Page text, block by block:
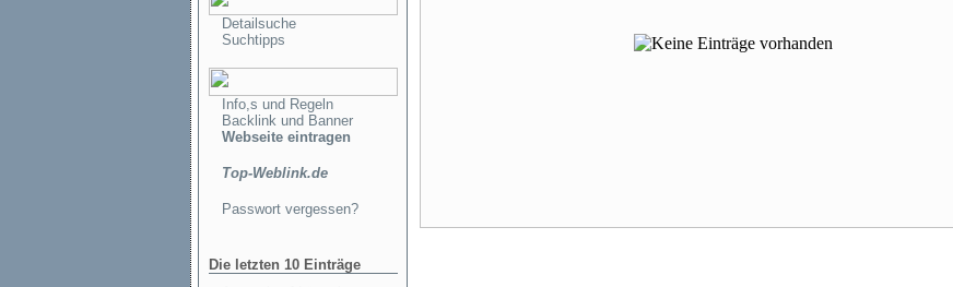
Detailsuche
Suchtipps
Info,s und Regeln
Backlink und Banner
Webseite eintragen
Top-Weblink.de
Passwort vergessen?
Die letzten 10 Einträge